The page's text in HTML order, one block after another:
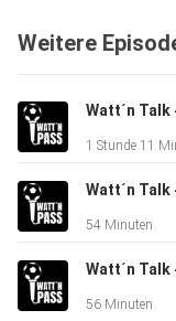
Gegen Ende der
groß bei uns.
Viel Spaß!!
Weitere
1 Stunde 11
54 Minuten
56 Minuten